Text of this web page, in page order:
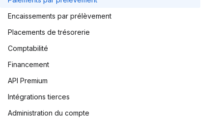
Encaissements par prélèvement
Placements de trésorerie
Comptabilité
Financement
API Premium
Intégrations tierces
Administration du compte